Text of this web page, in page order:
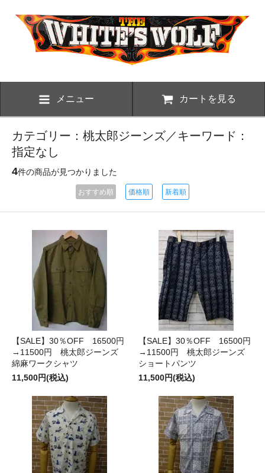
メニュー カートを見る
カテゴリー：桃太郎ジーンズ／キーワード：
指定なし
4件の商品が見つかりました
おすすめ順 価格順 新着順
【SALE】30％OFF 16500円
→11500円 桃太郎ジーンズ
綿麻ワークシャツ
11,500円(税込)
【SALE】30％OFF 16500円
→11500円 桃太郎ジーンズ
ショートパンツ
11,500円(税込)